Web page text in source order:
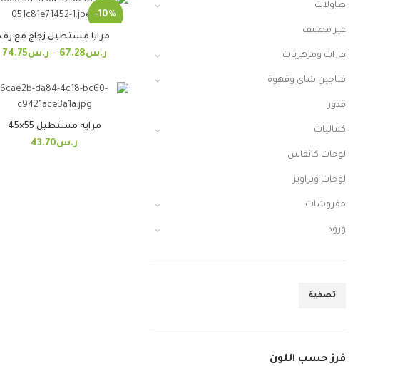
طاولات
غير مصنف
فازات ومزهريات
فناجين شاي وقهوة
قدور
كماليات
لوحات كانفاس
لوحات وبراويز
مفروشات
ورود
تصفية
فرز حسب اللون
-10%
مرايا مستطيل زجاج مع رف
ر.س67.28
– ر.س74.75
مرايه مستطيل 55×45
ر.س43.70